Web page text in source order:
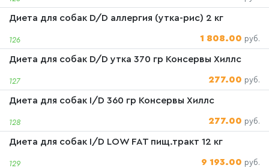
126
Диета для собак D/D аллергия (утка-рис) 2 кг
1 808.00 руб.
127
Диета для собак D/D утка 370 гр Консервы Хиллс
277.00 руб.
128
Диета для собак I/D 360 гр Консервы Хиллс
277.00 руб.
129
Диета для собак I/D LOW FAT пищ.тракт 12 кг
9 193.00 руб.